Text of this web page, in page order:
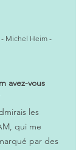
- Michel Heim -
avez-vous
les
qui me
par des